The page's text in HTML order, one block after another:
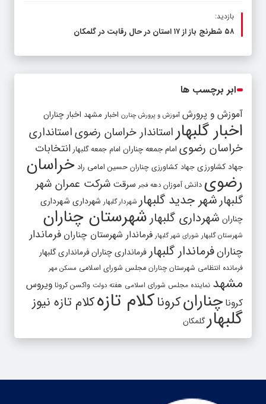
بازدید:
۵۸ شطرنج‌ باز از ۱۷ استان در حال رقابت در گلمکان
ابر برچسب ها
آموزش و پرورش آموزش و پرورش چنارن اخبار مشهد اخبار چناران
اخبار گلبهاراستاندار خراسان رضویاستانداری
خراسان رضوی امام جمعه چناران امام جمعه گلبهار انتخابات
جهاد کشاورزی جهاد کشاورزی چناران حسین امامی راد خراسان
رضوی دانش آموزان دهه فجر سرقت شرکت عمران شهر
گلبهارشهر جدید گلبهار شهردار گلبهار شهرداری شهرداری
چناران شهرداری گلبهارشهرستان چناران
شهرستان گلبهار شورای شهر گلبهار فرماندار شهرستان چناران فرماندار
چنارانفرماندار گلبهارفرمانداری چنارانفرمانداری گلبهار
فرمانده انتظامی شهرستان چناران مجلس شورای اسلامی مسکن مهر
مشهد نماینده مجلس شورای اسلامی هفته دولت واکسن کرونا ویروس
کرونا چنارانکروناکلام تازهکلام تازه نیوز
گلبهارگلمکان